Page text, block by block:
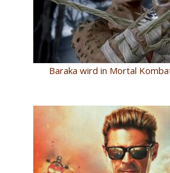
Baraka wird in Mortal